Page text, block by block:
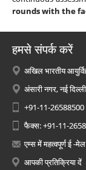
rounds with the
हमसे संपर्क करें
अखिल भारतीय
अंसारी नगर, नई
+91-11-
फैक्स: +91-11-
एम्स में महत्वपूर्ण ई -
आपकी प्रतिक्रिया दें